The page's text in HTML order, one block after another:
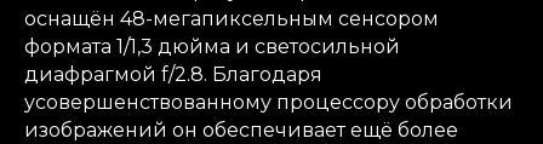
оснащён 48-мегапиксельным сенсором
формата 1/1,3 дюйма и светосильной
диафрагмой f/2.8. Благодаря
усовершенствованному процессору обработки
изображений он обеспечивает ещё более